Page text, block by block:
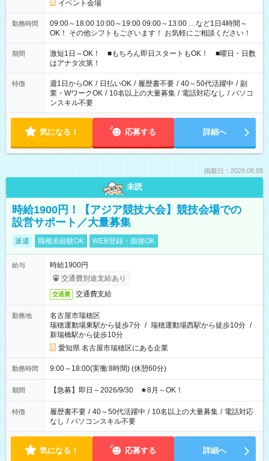
イベント会場
勤務時間
09:00～18:00 10:00～19:00 09:00～13:00 …など1日4時間～
OK！ その他シフトもございます！ お気軽にご相談ください！
期間
激短1日～OK！ ■もちろん即日スタートもOK！ ■曜日・日数
はアナタ次第！
特徴 週1日からOK / 日払いOK / 履歴書不要 / 40～50代活躍中 / 副
業・WワークOK / 10名以上の大量募集 / 電話対応なし / パソコ
ンスキル不要
気になる！ 応募する 詳細へ
掲載日：2026.08.08
未読
時給1900円！【アジア競技大会】競技会場での
設営サポート／大量募集
派遣 職種未経験OK WEB登録・面接OK
給与
時給1900円
交通費別途支給あり
交通費 交通費支給
勤務地
名古屋市瑞穂区
瑞穂運動場東駅から徒歩7分 / 瑞穂運動場西駅から徒歩10分 /
新瑞橋駅から徒歩10分
愛知県 名古屋市瑞穂区にある企業
勤務時間 9:00～18:00(実働:8時間) (休憩60分)
期間 【急募】即日～2026/9/30 ★8月～OK！
特徴 履歴書不要 / 40～50代活躍中 / 10名以上の大量募集 / 電話対応
なし / パソコンスキル不要
気になる！ 応募する 詳細へ